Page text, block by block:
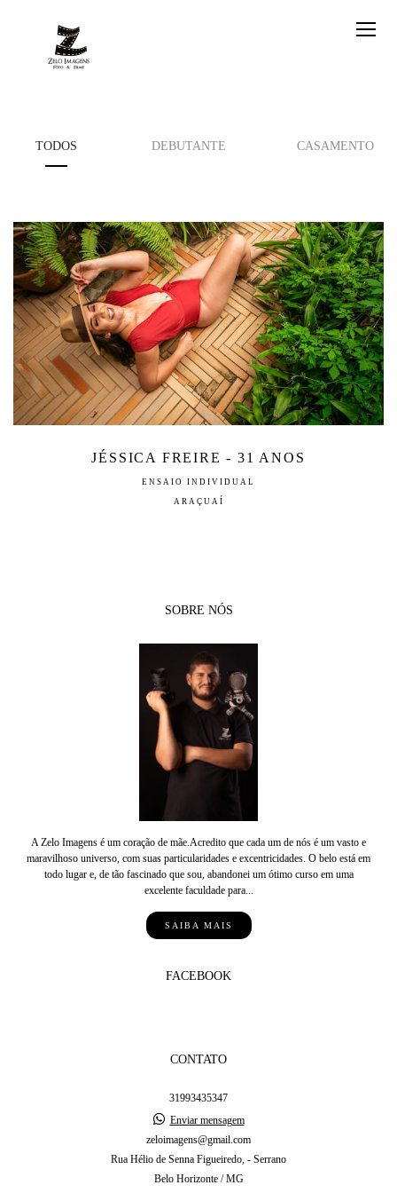
TODOS DEBUTANTE CASAMENTO
JÉSSICA FREIRE - 31 ANOS
ENSAIO INDIVIDUAL
ARAÇUAÍ
SOBRE NÓS
A Zelo Imagens é um coração de mãe.Acredito que cada um de nós é um vasto e
maravilhoso universo, com suas particularidades e excentricidades. O belo está em
todo lugar e, de tão fascinado que sou, abandonei um ótimo curso em uma
excelente faculdade para...
SAIBA MAIS
FACEBOOK
CONTATO
31993435347
Enviar mensagem
zeloimagens@gmail.com
Rua Hélio de Senna Figueiredo, - Serrano
Belo Horizonte / MG